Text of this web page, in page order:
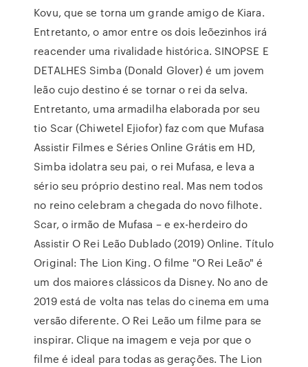
Kovu, que se torna um grande amigo de Kiara.
Entretanto, o amor entre os dois leõezinhos irá
reacender uma rivalidade histórica. SINOPSE E
DETALHES Simba (Donald Glover) é um jovem
leão cujo destino é se tornar o rei da selva.
Entretanto, uma armadilha elaborada por seu
tio Scar (Chiwetel Ejiofor) faz com que Mufasa
Assistir Filmes e Séries Online Grátis em HD,
Simba idolatra seu pai, o rei Mufasa, e leva a
sério seu próprio destino real. Mas nem todos
no reino celebram a chegada do novo filhote.
Scar, o irmão de Mufasa – e ex-herdeiro do
Assistir O Rei Leão Dublado (2019) Online. Título
Original: The Lion King. O filme "O Rei Leão" é
um dos maiores clássicos da Disney. No ano de
2019 está de volta nas telas do cinema em uma
versão diferente. O Rei Leão um filme para se
inspirar. Clique na imagem e veja por que o
filme é ideal para todas as gerações. The Lion